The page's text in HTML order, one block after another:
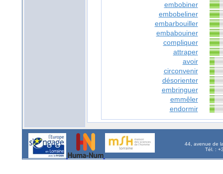
embobiner
embobeliner
embarbouiller
embabouiner
compliquer
attraper
avoir
circonvenir
désorienter
embringuer
emmêler
endormir
44, avenue de
Tél. :